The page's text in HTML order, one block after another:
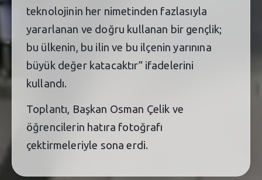
teknolojinin her nimetinden fazlasıyla
yararlanan ve doğru kullanan bir gençlik;
bu ülkenin, bu ilin ve bu ilçenin yarınına
büyük değer katacaktır” ifadelerini
kullandı.
Toplantı, Başkan Osman Çelik ve
öğrencilerin hatıra fotoğrafı
çektirmeleriyle sona erdi.